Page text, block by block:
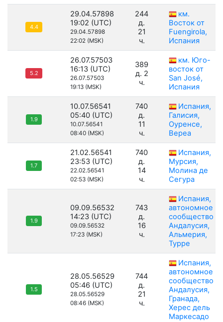
4.4
29.04.57898
19:02 (UTC)
29.04.57898
22:02 (MSK)
244
д.
21
ч.
км.
Восток от
Fuengirola,
Испания
5.2
26.07.57503
16:13 (UTC)
26.07.57503
19:13 (MSK)
389
д. 2
ч.
км. Юго-
восток от
San José,
Испания
1.9
10.07.56541
05:40 (UTC)
10.07.56541
08:40 (MSK)
740
д.
11
ч.
Испания,
Галисия,
Оуренсе,
Вереа
1.7
21.02.56541
23:53 (UTC)
22.02.56541
02:53 (MSK)
740
д.
14
ч.
Испания,
Мурсия,
Молина де
Сегура
1.9
09.09.56532
14:23 (UTC)
09.09.56532
17:23 (MSK)
743
д.
16
ч.
Испания,
автономное
сообщество
Андалусия,
Альмерия,
Турре
1.5
28.05.56529
05:46 (UTC)
28.05.56529
08:46 (MSK)
744
д.
21
ч.
Испания,
автономное
сообщество
Андалусия,
Гранада,
Херес дель
Маркесадо